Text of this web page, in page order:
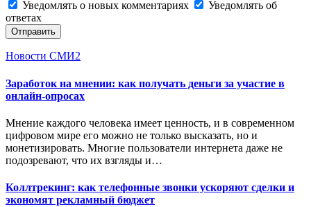
Уведомлять о новых комментариях
Уведомлять об
ответах
Отправить
Новости СМИ2
Заработок на мнении: как получать деньги за участие в
онлайн-опросах
Мнение каждого человека имеет ценность, и в современном
цифровом мире его можно не только высказать, но и
монетизировать. Многие пользователи интернета даже не
подозревают, что их взгляды и…
Коллтрекинг: как телефонные звонки ускоряют сделки и
экономят рекламный бюджет